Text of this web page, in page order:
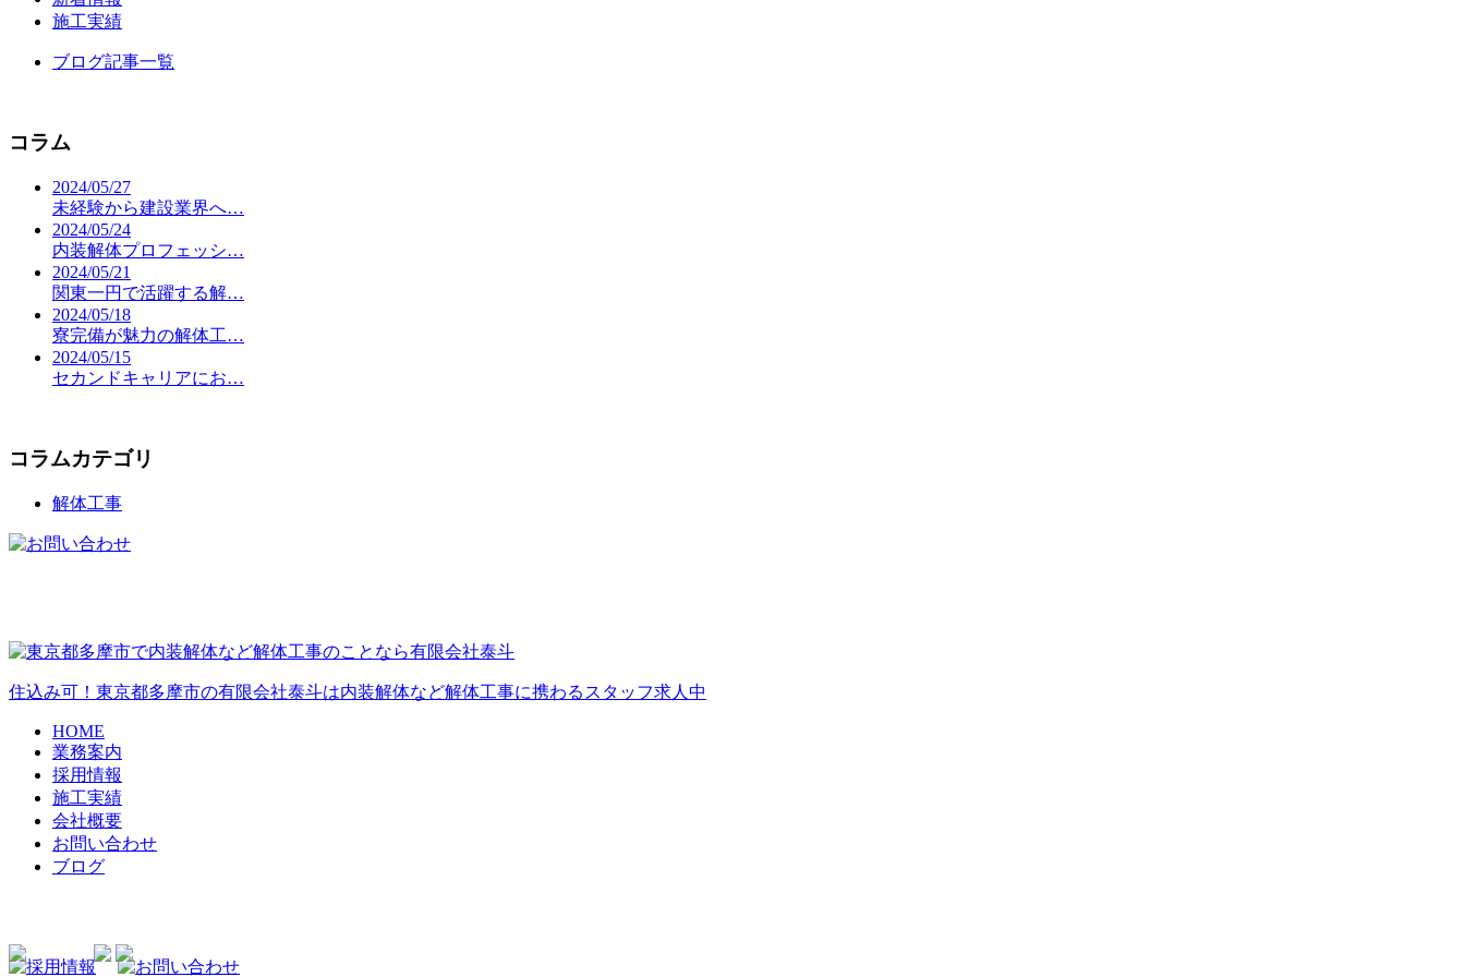
施工実績
ブログ記事一覧
コラム
2024/05/27
未経験から建設業界へ…
2024/05/24
内装解体プロフェッシ…
2024/05/21
関東一円で活躍する解…
2024/05/18
寮完備が魅力の解体工…
2024/05/15
セカンドキャリアにお…
コラムカテゴリ
解体工事
住込み可！東京都多摩市の有限会社泰斗は内装解体など解体工事に携わるスタッフ求人中
HOME
業務案内
採用情報
施工実績
会社概要
お問い合わせ
ブログ